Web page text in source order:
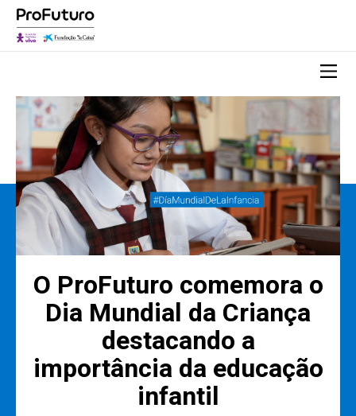
O ProFuturo comemora o
Dia Mundial da Criança
destacando a
importância da educação
infantil